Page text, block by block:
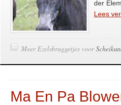
der
Lees
Meer Ezelsbruggetjes voor
Ma En Pa